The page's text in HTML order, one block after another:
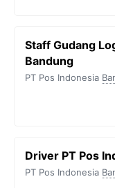
Staff Gudang
Bandung
PT Pos Indonesia
Driver PT Pos
PT Pos Indonesia